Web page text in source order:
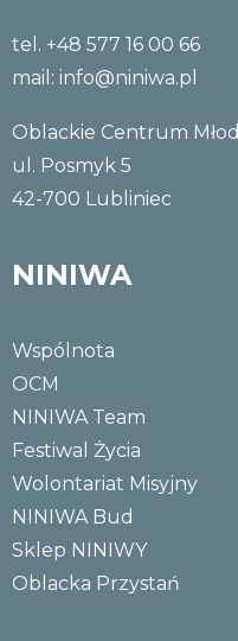
tel. +48 577 16 00 66
mail: info@niniwa.pl
Oblackie Centrum
ul. Posmyk 5
42-700 Lubliniec
NINIWA
Wspólnota
OCM
NINIWA Team
Festiwal Życia
Wolontariat Misyjny
NINIWA Bud
Sklep NINIWY
Oblacka Przystań